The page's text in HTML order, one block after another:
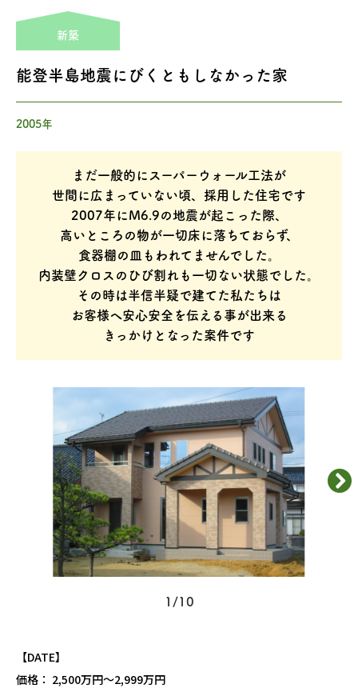
新築
能登半島地震にびくともしなかった家
2005年
まだ一般的にスーパーウォール工法が
世間に広まっていない頃、採用した住宅です
2007年にM6.9の地震が起こった際、
高いところの物が一切床に落ちておらず、
食器棚の皿もわれてませんでした。
内装壁クロスのひび割れも一切ない状態でした。
その時は半信半疑で建てた私たちは
お客様へ安心安全を伝える事が出来る
きっかけとなった案件です
1 /10
【DATE】
価格： 2,500万円〜2,999万円